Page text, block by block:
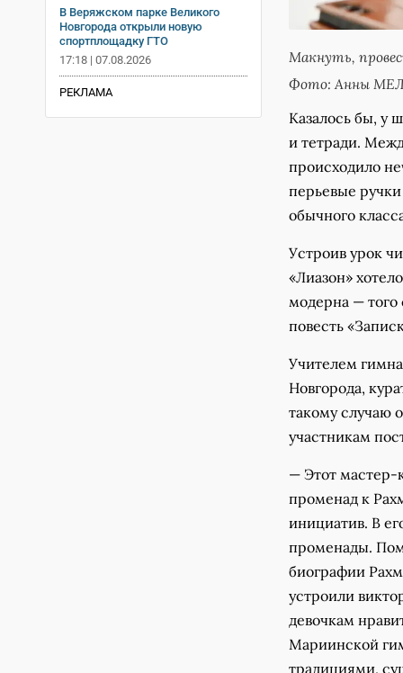
В Веряжском парке Великого
Новгорода открыли новую
спортплощадку ГТО
17:18 | 07.08.2026
РЕКЛАМА
Макнуть,
Фото: Анны
Казалось бы, у
и тетради.
происходило
перьевые
обычного
Устроив урок
«Лиазон»
модерна — того
повесть
Учителем
Новгорода,
такому случаю
участникам
— Этот мастер-
променад к
инициатив. В
променады.
биографии
устроили
девочкам
Мариинской
традициями,